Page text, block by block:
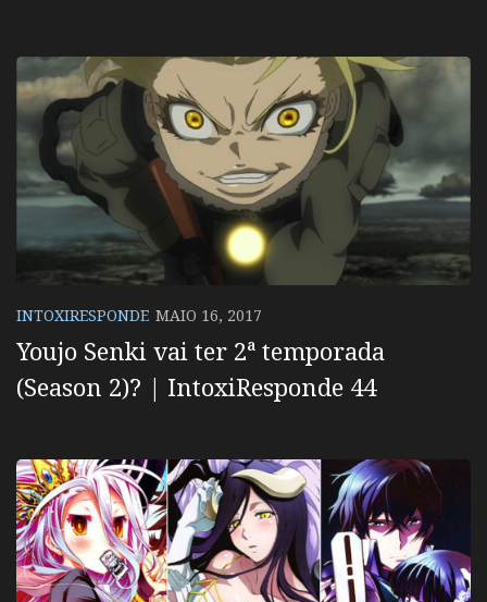
INTOXIRESPONDE MAIO 16, 2017
Youjo Senki vai ter 2ª temporada
(Season 2)? | IntoxiResponde 44